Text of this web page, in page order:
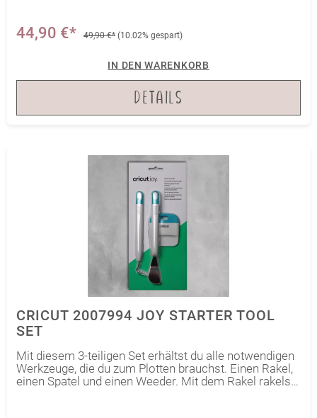
möglichst passendes Kissen zur Hand hast, sind
verschiedene Größen im Set enthalten.
44,90 €* 49,90 €* (10.02% gespart)
IN DEN WARENKORB
DETAILS
CRICUT 2007994 JOY STARTER TOOL
SET
Mit diesem 3-teiligen Set erhältst du alle notwendigen
Werkzeuge, die du zum Plotten brauchst. Einen Rakel,
einen Spatel und einen Weeder. Mit dem Rakel rakelst